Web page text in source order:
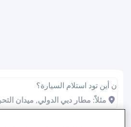
ن أين تود استلام السيارة؟